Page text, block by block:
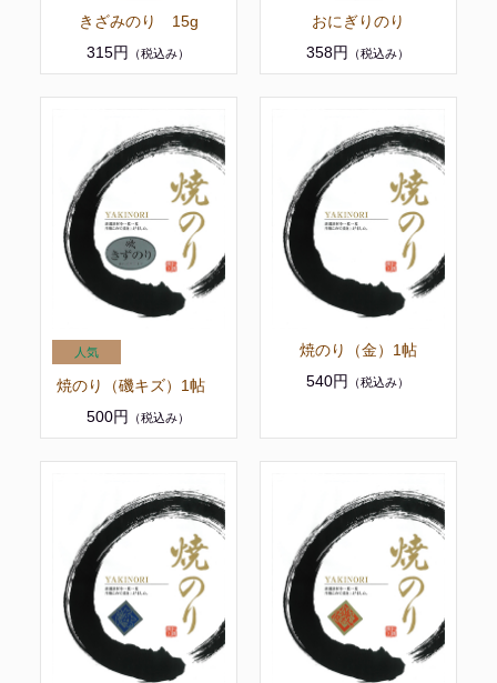
きざみのり 15g
315円
（税込み）
おにぎりのり
358円
（税込み）
焼のり（磯キズ）1帖
500円
（税込み）
焼のり（金）1帖
540円
（税込み）